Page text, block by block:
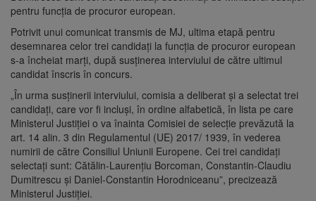
pentru funcţia de procuror european.
Potrivit unui comunicat transmis de MJ, ultima etapă pentru
desemnarea celor trei candidaţi la funcţia de procuror european
s-a încheiat marţi, după susţinerea interviului de către ultimul
candidat înscris în concurs.
„În urma susţinerii interviului, comisia a deliberat şi a selectat trei
candidaţi, care vor fi incluşi, în ordine alfabetică, în lista pe care
Ministerul Justiţiei o va înainta Comisiei de selecţie prevăzută la
art. 14 alin. 3 din Regulamentul (UE) 2017/ 1939, în vederea
numirii de către Consiliul Uniunii Europene. Cei trei candidaţi
selectaţi sunt: Cătălin-Laurenţiu Borcoman, Constantin-Claudiu
Dumitrescu şi Daniel-Constantin Horodniceanu”, precizează
Ministerul Justiţiei.